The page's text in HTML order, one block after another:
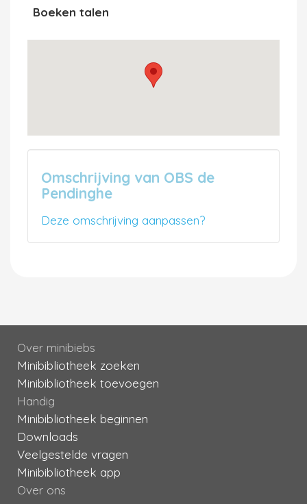
Boeken talen
Omschrijving van OBS de
Pendinghe
Deze omschrijving aanpassen?
Over minibiebs
Minibibliotheek zoeken
Minibibliotheek toevoegen
Handig
Minibibliotheek beginnen
Downloads
Veelgestelde vragen
Minibibliotheek app
Over ons